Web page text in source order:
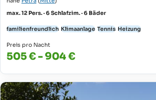
max. 12 Pers. · 6 Schlafzim. · 6 Bäder
familienfreundlich Klimaanlage Tennis Heizung
Preis pro Nacht
505 € - 904 €